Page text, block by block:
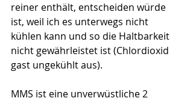
reiner enthält, entscheiden würde
ist, weil ich es unterwegs nicht
kühlen kann und so die Haltbarkeit
nicht gewährleistet ist (Chlordioxid
gast ungekühlt aus).
MMS ist eine unverwüstliche 2